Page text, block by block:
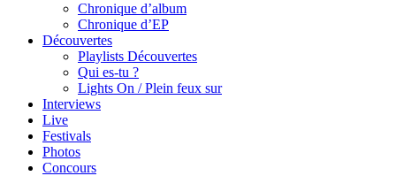
Chronique d’album
Chronique d’EP
Découvertes
Playlists Découvertes
Qui es-tu ?
Lights On / Plein feux sur
Interviews
Live
Festivals
Photos
Concours